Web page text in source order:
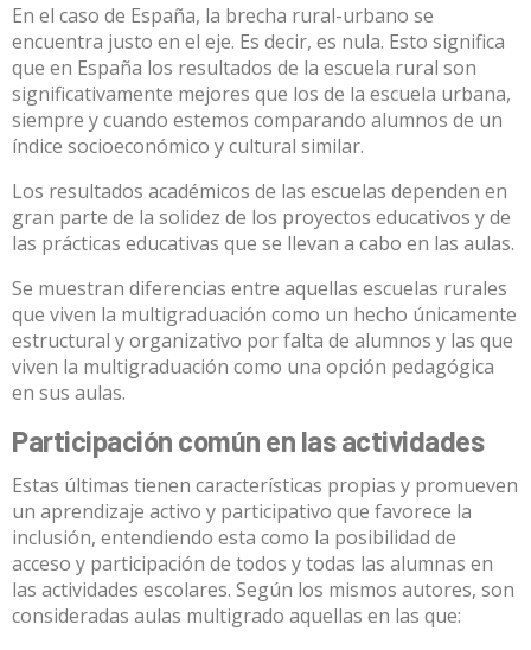
En el caso de España, la brecha rural-urbano se
encuentra justo en el eje. Es decir, es nula. Esto significa
que en España los resultados de la escuela rural son
significativamente mejores que los de la escuela urbana,
siempre y cuando estemos comparando alumnos de un
índice socioeconómico y cultural similar.
Los resultados académicos de las escuelas dependen en
gran parte de la solidez de los proyectos educativos y de
las prácticas educativas que se llevan a cabo en las aulas.
Se muestran diferencias entre aquellas escuelas rurales
que viven la multigraduación como un hecho únicamente
estructural y organizativo por falta de alumnos y las que
viven la multigraduación como una opción pedagógica
en sus aulas.
Participación común en las actividades
Estas últimas tienen características propias y promueven
un aprendizaje activo y participativo que favorece la
inclusión, entendiendo esta como la posibilidad de
acceso y participación de todos y todas las alumnas en
las actividades escolares. Según los mismos autores, son
consideradas aulas multigrado aquellas en las que: